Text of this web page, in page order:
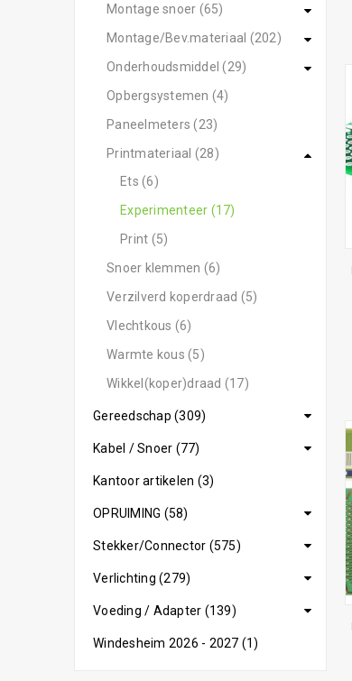
Montage snoer (65)
Montage/Bev.materiaal (202)
Onderhoudsmiddel (29)
Opbergsystemen (4)
Paneelmeters (23)
Printmateriaal (28)
Ets (6)
Experimenteer (17)
Print (5)
Snoer klemmen (6)
Verzilverd koperdraad (5)
Vlechtkous (6)
Warmte kous (5)
Wikkel(koper)draad (17)
Gereedschap (309)
Kabel / Snoer (77)
Kantoor artikelen (3)
OPRUIMING (58)
Stekker/Connector (575)
Verlichting (279)
Voeding / Adapter (139)
Windesheim 2026 - 2027 (1)